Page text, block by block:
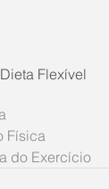
Flexível
Física
do Exercício